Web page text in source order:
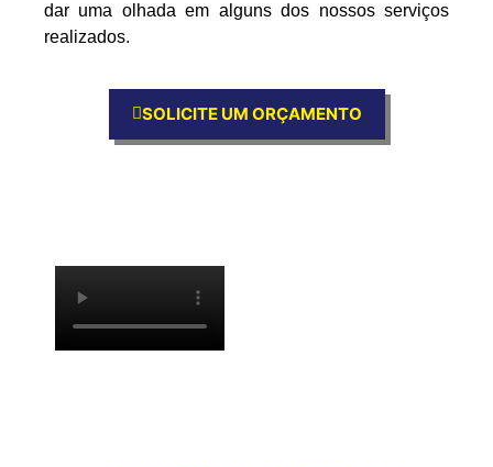
dar uma olhada em alguns dos nossos serviços
realizados.
SOLICITE UM ORÇAMENTO